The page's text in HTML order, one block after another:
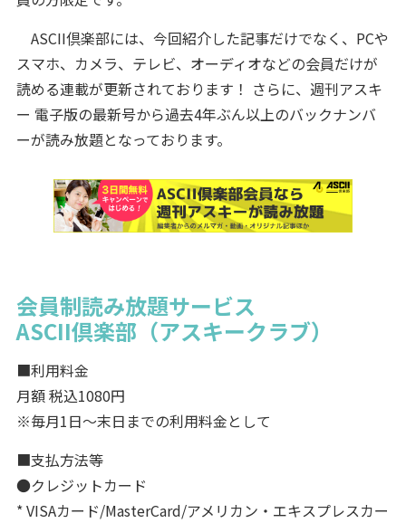
ASCII倶楽部には、今回紹介した記事だけでなく、PCや
スマホ、カメラ、テレビ、オーディオなどの会員だけが
読める連載が更新されております！ さらに、週刊アスキ
ー 電子版の最新号から過去4年ぶん以上のバックナンバ
ーが読み放題となっております。
会員制読み放題サービス
ASCII倶楽部（アスキークラブ）
■利用料金
月額 税込1080円
※毎月1日～末日までの利用料金として
■支払方法等
●クレジットカード
* VISAカード/MasterCard/アメリカン・エキスプレスカー